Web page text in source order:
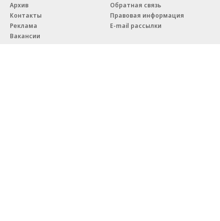
Архив
Контакты
Реклама
Вакансии
Обратная связь
Правовая информация
E-mail рассылки